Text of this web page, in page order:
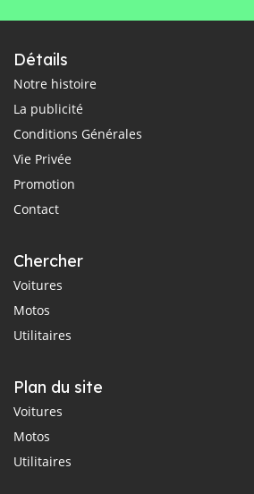
Détails
Notre histoire
La publicité
Conditions Générales
Vie Privée
Promotion
Contact
Chercher
Voitures
Motos
Utilitaires
Plan du site
Voitures
Motos
Utilitaires